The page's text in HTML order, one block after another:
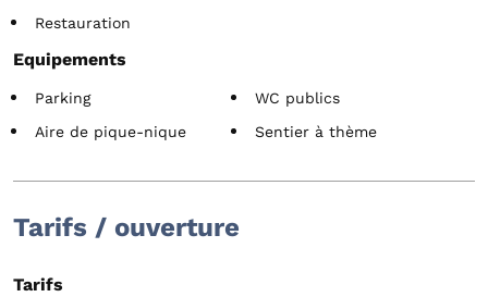
Restauration
Equipements
Parking
WC publics
Aire de pique-nique
Sentier à thème
Tarifs / ouverture
Tarifs